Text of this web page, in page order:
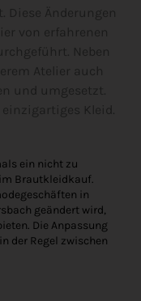
Diese Änderungen
von erfahrenen
Neben
Atelier auch
und umgesetzt.
Kleid.
ein nicht zu
Brautkleidkauf.
in
geändert wird,
Die Anpassung
der Regel zwischen